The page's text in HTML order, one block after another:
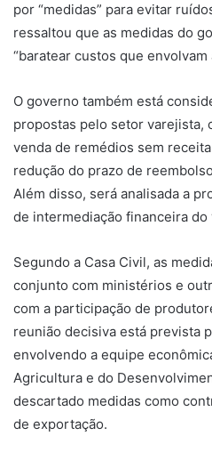
por “medidas” para evitar
ressaltou que as medidas do
“baratear custos que
O governo também está
propostas pelo setor varejista,
venda de remédios sem
redução do prazo de
Além disso, será analisada a
de intermediação financeira do
Segundo a Casa Civil, as
conjunto com ministérios e
com a participação de
reunião decisiva está prevista
envolvendo a equipe
Agricultura e do
descartado medidas como
de exportação.